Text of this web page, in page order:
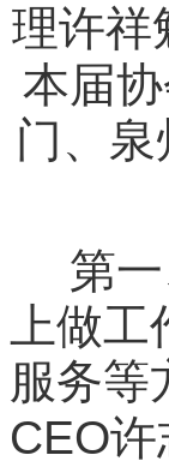
理许祥
本届
门、
第一
上做工
服务等
CEO许